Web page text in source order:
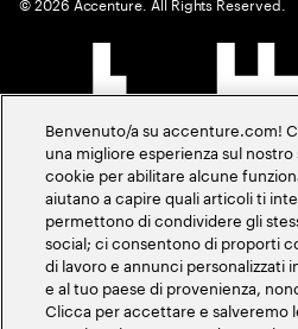
Benvenuto/a su accenture.com!
una migliore esperienza sul
cookie per abilitare alcune
aiutano a capire quali articoli ti
permettono di condividere gli
social; ci consentono di proporti
di lavoro e annunci personalizzati
e al tuo paese di provenienza,
Clicca per accettare e salveremo